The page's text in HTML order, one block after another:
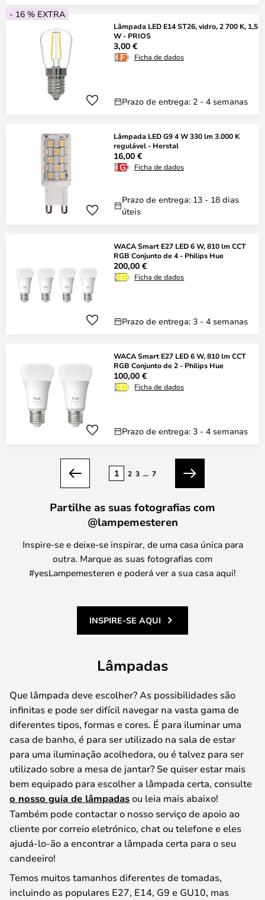
- 16 % EXTRA
Lâmpada LED E14 ST26, vidro, 2 700 K, 1,5
W - PRIOS
3,00 €
Ficha de dados
Prazo de entrega: 2 - 4 semanas
Lâmpada LED G9 4 W 330 lm 3.000 K
regulável - Herstal
16,00 €
Ficha de dados
Prazo de entrega: 13 - 18 dias
úteis
WACA Smart E27 LED 6 W, 810 lm CCT
RGB Conjunto de 4 - Philips Hue
200,00 €
Ficha de dados
Prazo de entrega: 3 - 4 semanas
WACA Smart E27 LED 6 W, 810 lm CCT
RGB Conjunto de 2 - Philips Hue
100,00 €
Ficha de dados
Prazo de entrega: 3 - 4 semanas
Anterior
1 2 3 ... 7
Seguinte
Partilhe as suas fotografias com
@lampemesteren
Inspire-se e deixe-se inspirar, de uma casa única para
outra. Marque as suas fotografias com
#yesLampemesteren e poderá ver a sua casa aqui!
INSPIRE-SE AQUI
Lâmpadas
Que lâmpada deve escolher? As possibilidades são
infinitas e pode ser difícil navegar na vasta gama de
diferentes tipos, formas e cores. É para iluminar uma
casa de banho, é para ser utilizado na sala de estar
para uma iluminação acolhedora, ou é talvez para ser
utilizado sobre a mesa de jantar? Se quiser estar mais
bem equipado para escolher a lâmpada certa, consulte
o nosso guia de lâmpadasou leia mais abaixo!
Também pode contactar o nosso serviço de apoio ao
cliente por correio eletrónico, chat ou telefone e eles
ajudá-lo-ão a encontrar a lâmpada certa para o seu
candeeiro!
Temos muitos tamanhos diferentes de tomadas,
incluindo as populares E27, E14, G9 e GU10, mas